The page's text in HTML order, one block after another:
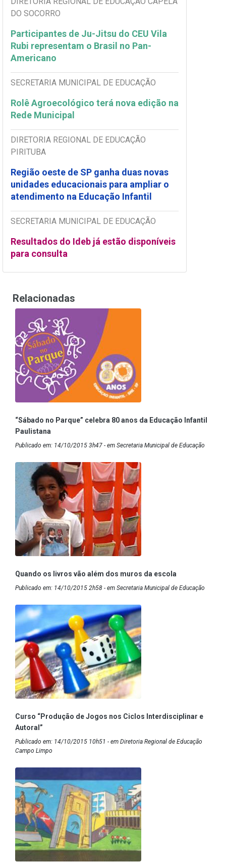
DO SOCORRO
Participantes de Ju-Jitsu do CEU Vila
Rubi representam o Brasil no Pan-
Americano
SECRETARIA MUNICIPAL DE EDUCAÇÃO
Rolê Agroecológico terá nova edição na
Rede Municipal
DIRETORIA REGIONAL DE EDUCAÇÃO
PIRITUBA
Região oeste de SP ganha duas novas
unidades educacionais para ampliar o
atendimento na Educação Infantil
SECRETARIA MUNICIPAL DE EDUCAÇÃO
Resultados do Ideb já estão disponíveis
para consulta
Relacionadas
“Sábado no Parque” celebra 80 anos da Educação Infantil
Paulistana
Publicado em: 14/10/2015 3h47 - em Secretaria Municipal de Educação
Quando os livros vão além dos muros da escola
Publicado em: 14/10/2015 2h58 - em Secretaria Municipal de Educação
Curso “Produção de Jogos nos Ciclos Interdisciplinar e
Autoral”
Publicado em: 14/10/2015 10h51 - em Diretoria Regional de Educação
Campo Limpo